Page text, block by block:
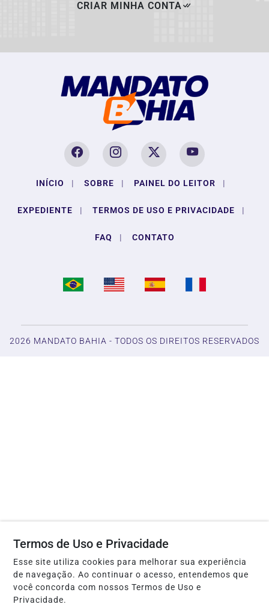
CRIAR MINHA CONTA
INÍCIO | SOBRE | PAINEL DO LEITOR |
EXPEDIENTE | TERMOS DE USO E PRIVACIDADE |
FAQ | CONTATO
2026 MANDATO BAHIA - TODOS OS DIREITOS RESERVADOS
Termos de Uso e Privacidade
Esse site utiliza cookies para melhorar sua experiência
de navegação. Ao continuar o acesso, entendemos que
você concorda com nossos Termos de Uso e
Privacidade.